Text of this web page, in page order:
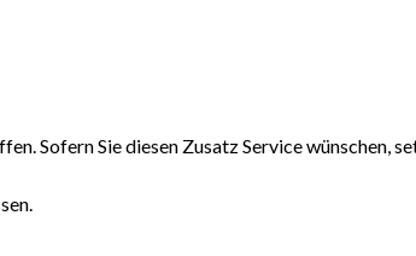
Sofern Sie diesen Zusatz Service wünschen,